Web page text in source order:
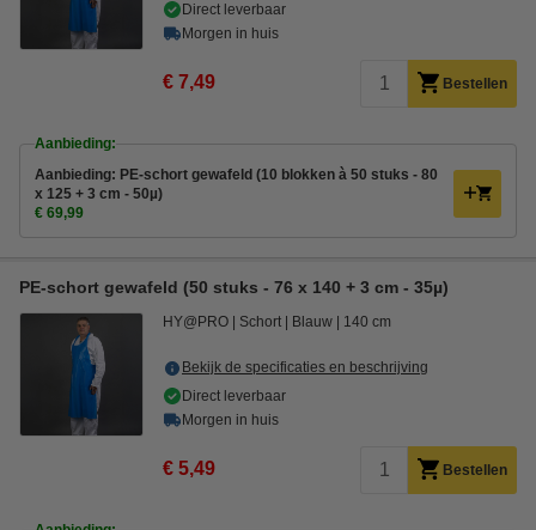
Direct leverbaar
Morgen in huis
€ 7,49 Bestellen
Aanbieding:
Aanbieding: PE-schort gewafeld (10 blokken à 50 stuks - 80
x 125 + 3 cm - 50µ)
€ 69,99
PE-schort gewafeld (50 stuks - 76 x 140 + 3 cm - 35µ)
HY@PRO Schort Blauw 140 cm
Bekijk de specificaties en beschrijving
Direct leverbaar
Morgen in huis
€ 5,49 Bestellen